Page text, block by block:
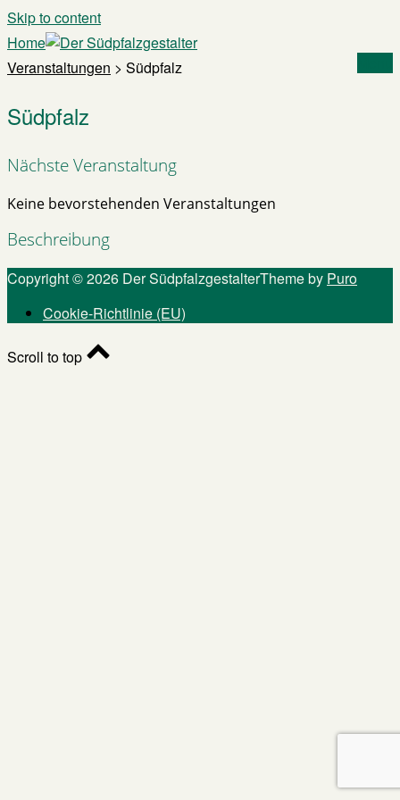
Skip to content
Home
Veranstaltungen > Südpfalz
Südpfalz
Nächste Veranstaltung
Keine bevorstehenden Veranstaltungen
Beschreibung
Copyright © 2026 Der SüdpfalzgestalterTheme by Puro
Cookie-Richtlinie (EU)
Scroll to top